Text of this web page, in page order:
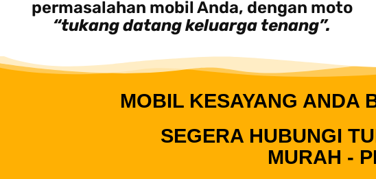
permasalahan mobil Anda, dengan moto
“tukang datang keluarga tenang”.
MOBIL KESAYANG ANDA
SEGERA HUBUNGI
MURAH -